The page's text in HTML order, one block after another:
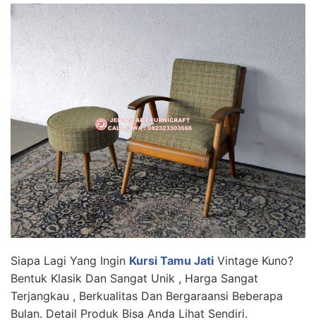
Siapa Lagi Yang Ingin Kursi Tamu Jati Vintage Kuno?
Bentuk Klasik Dan Sangat Unik , Harga Sangat
Terjangkau , Berkualitas Dan Bergaraansi Beberapa
Bulan. Detail Produk Bisa Anda Lihat Sendiri.